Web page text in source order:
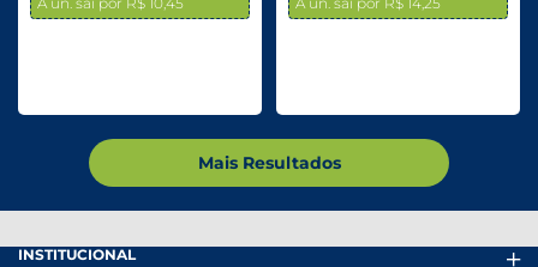
Mais Resultados
INSTITUCIONAL